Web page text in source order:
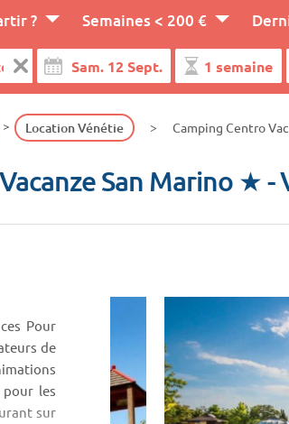
? Semaines < 200 €
Location Vénétie Camping Centro
San Marino ★-
Pour
de
les
sur